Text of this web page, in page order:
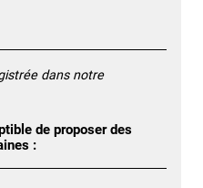
dans notre
de proposer des
: